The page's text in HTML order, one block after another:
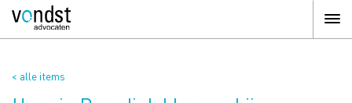
< alle items